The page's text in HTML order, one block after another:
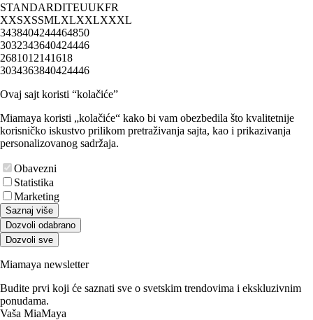
STANDARDITEUUKFR
XXSXSSMLXLXXLXXXL
3438404244464850
3032343640424446
2681012141618
3034363840424446
Ovaj sajt koristi “kolačiće”
Miamaya koristi „kolačiće“ kako bi vam obezbedila što kvalitetnije
korisničko iskustvo prilikom pretraživanja sajta, kao i prikazivanja
personalizovanog sadržaja.
Obavezni
Statistika
Marketing
Saznaj više
Dozvoli odabrano
Dozvoli sve
Miamaya newsletter
Budite prvi koji će saznati sve o svetskim trendovima i ekskluzivnim
ponudama.
Vaša MiaMaya